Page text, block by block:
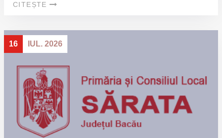
CITEȘTE
16 IUL. 2026